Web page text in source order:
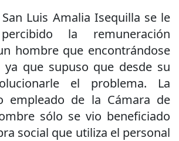
Luis Amalia Isequilla se le
la remuneración
hombre que encontrándose
que supuso que desde su
el problema. La
empleado de la Cámara de
sólo se vio beneficiado
social que utiliza el personal